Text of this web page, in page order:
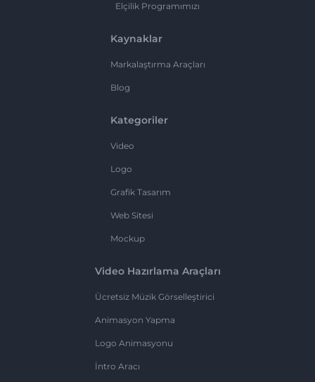
Elçilik Programımızı
Kaynaklar
Markalaştırma Araçları
Blog
Kategoriler
Video
Logo
Grafik Tasarım
Web Sitesi
Mockup
Video Hazırlama Araçları
Ücretsiz Müzik Görselleştirici
Animasyon Yapma
Logo Animasyonu
İntro Aracı